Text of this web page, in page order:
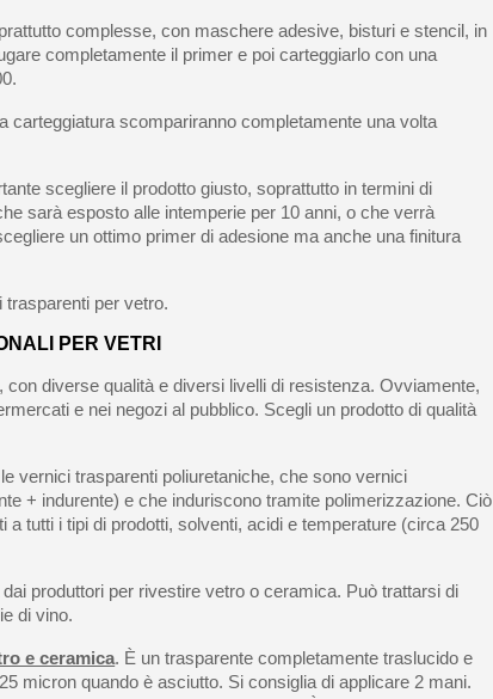
complesse, con maschere adesive, bisturi e stencil, in
completamente il primer e poi carteggiarlo con una
carteggiatura scompariranno completamente una volta
scegliere il prodotto giusto, soprattutto in termini di
sarà esposto alle intemperie per 10 anni, o che verrà
un ottimo primer di adesione ma anche una finitura
per vetro.
PER VETRI
diverse qualità e diversi livelli di resistenza. Ovviamente,
e nei negozi al pubblico. Scegli un prodotto di qualità
vernici trasparenti poliuretaniche, che sono vernici
+ indurente) e che induriscono tramite polimerizzazione. Ciò
tutti i tipi di prodotti, solventi, acidi e temperature (circa 250
produttori per rivestire vetro o ceramica. Può trattarsi di
di vino.
e ceramica. È un trasparente completamente traslucido e
micron quando è asciutto. Si consiglia di applicare 2 mani.